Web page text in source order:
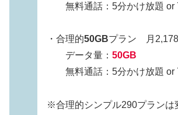
無料通話：5分かけ放題 or
・合理的50GBプラン 月2,178
データ量： 50GB
無料通話：5分かけ放題 or
※合理的シンプル290プランは